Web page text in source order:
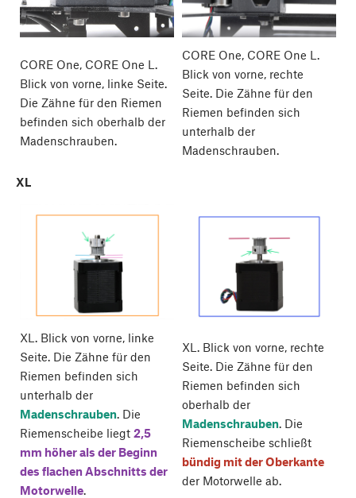
CORE One, CORE One L.
Blick von vorne, linke Seite.
Die Zähne für den Riemen
befinden sich oberhalb der
Madenschrauben.
CORE One, CORE One L.
Blick von vorne, rechte
Seite. Die Zähne für den
Riemen befinden sich
unterhalb der
Madenschrauben.
XL
XL. Blick von vorne, linke
Seite. Die Zähne für den
Riemen befinden sich
unterhalb der
Madenschrauben. Die
Riemenscheibe liegt 2,5
mm höher als der Beginn
des flachen Abschnitts der
Motorwelle.
XL. Blick von vorne, rechte
Seite. Die Zähne für den
Riemen befinden sich
oberhalb der
Madenschrauben. Die
Riemenscheibe schließt
bündig mit der Oberkante
der Motorwelle ab.